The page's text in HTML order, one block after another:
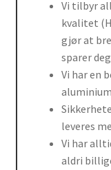
Vi tilbyr
kvalitet
gjør at
sparer
Vi har en
leveres
Vi har
aldri